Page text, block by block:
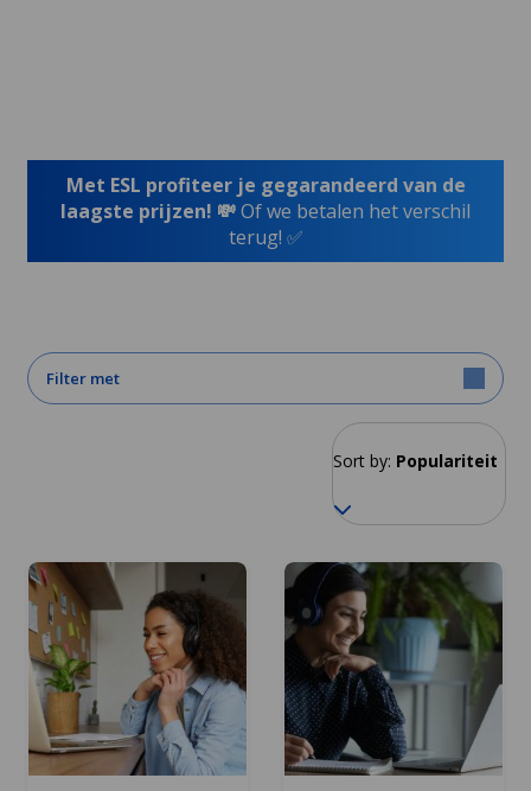
Met ESL profiteer je gegarandeerd van de
laagste prijzen! 💸Of we betalen het verschil
terug! ✅
Filter met
Sort by: Populariteit